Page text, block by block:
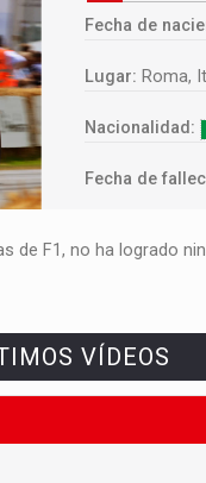
Fecha de
Lugar: Roma,
Nacionalidad:
Fecha de
de F1, no ha logrado
VÍDEOS